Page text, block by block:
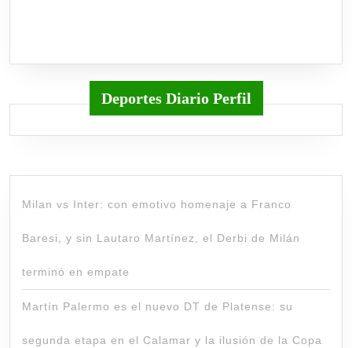
Deportes Diario Perfil
Milan vs Inter: con emotivo homenaje a Franco
Baresi, y sin Lautaro Martínez, el Derbi de Milán
terminó en empate
Martín Palermo es el nuevo DT de Platense: su
segunda etapa en el Calamar y la ilusión de la Copa